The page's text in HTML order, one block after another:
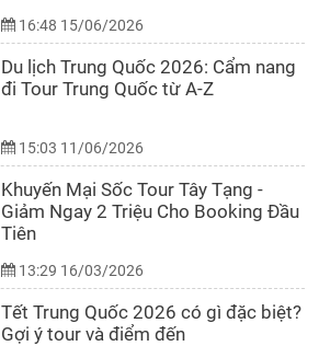
16:48 15/06/2026
Du lịch Trung Quốc 2026: Cẩm nang
đi Tour Trung Quốc từ A-Z
15:03 11/06/2026
Khuyến Mại Sốc Tour Tây Tạng -
Giảm Ngay 2 Triệu Cho Booking Đầu
Tiên
13:29 16/03/2026
Tết Trung Quốc 2026 có gì đặc biệt?
Gợi ý tour và điểm đến